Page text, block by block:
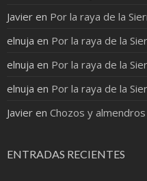
Javier en Por la raya de la
elnuja en Por la raya de la
elnuja en Por la raya de la
elnuja en Por la raya de la
Javier en Chozos y
ENTRADAS RECIENTES